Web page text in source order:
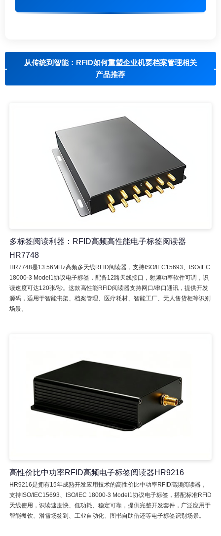
从传统到智能：RFID如何重塑企业机要档案管理相关
产品推荐
多标签阅读利器：RFID高频高性能电子标签阅读器
HR7748
HR7748是13.56MHz高频多天线RFID阅读器，支持ISO/IEC15693、ISO/IEC
18000-3 Model1协议电子标签，配备12路天线接口，射频功率软件可调，识
读速度可达120张/秒。这款高性能RFID阅读器支持网口/串口通讯，提供开发
源码，适用于智能书架、档案管理、医疗耗材、智能工厂、无人售货柜等识别
场景。
高性价比中功率RFID高频电子标签阅读器HR9216
HR9216是拥有15年成熟开发应用技术的高性价比中功率RFID高频阅读器，
支持ISO/IEC15693、ISO/IEC 18000-3 Model1协议电子标签，搭配标准RFID
天线使用，识读速度快、低功耗、稳定可靠，提供完整开发套件，广泛应用于
智能餐饮、滑雪场签到、工业自动化、图书自助借还等电子标签识别场景。